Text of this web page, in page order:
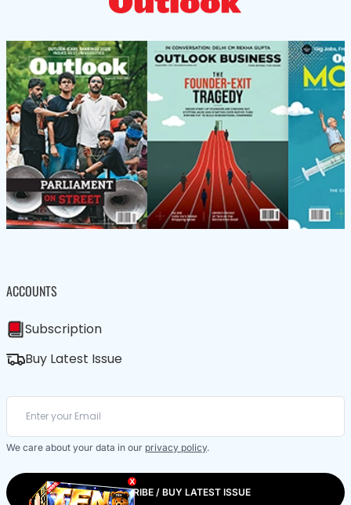
X
ACCOUNTS
Subscription
Buy Latest Issue
We care about your data in our privacy policy.
SUBSCRIBE / BUY LATEST ISSUE